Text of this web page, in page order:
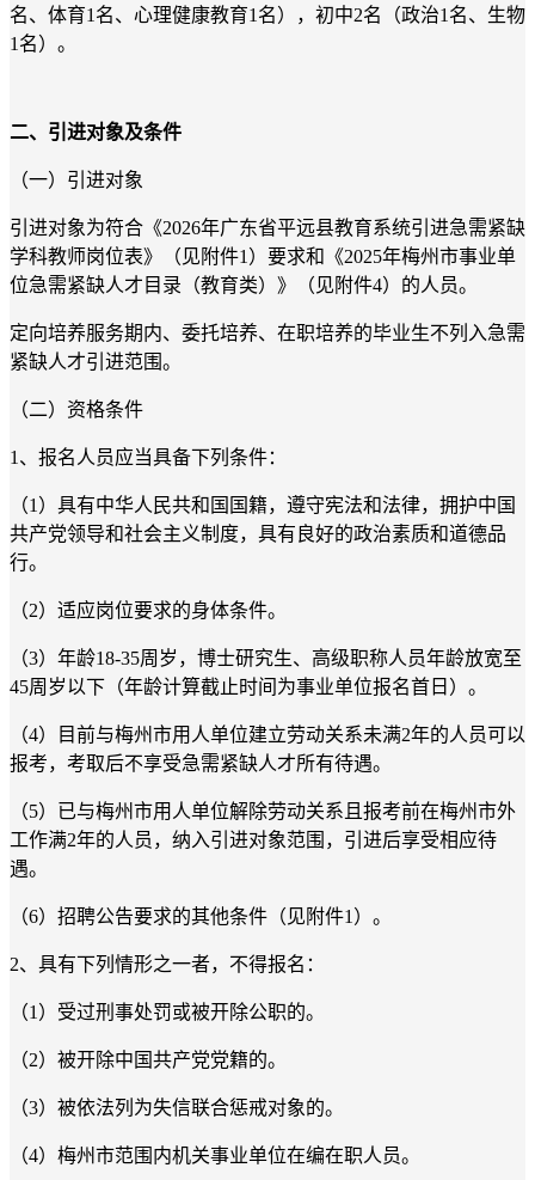
名、体育1名、心理健康教育1名），初中2名（政治1名、生物
1名）。
二、引进对象及条件
（一）引进对象
引进对象为符合《2026年广东省平远县教育系统引进急需紧缺
学科教师岗位表》（见附件1）要求和《2025年梅州市事业单
位急需紧缺人才目录（教育类）》（见附件4）的人员。
定向培养服务期内、委托培养、在职培养的毕业生不列入急需
紧缺人才引进范围。
（二）资格条件
1、报名人员应当具备下列条件：
（1）具有中华人民共和国国籍，遵守宪法和法律，拥护中国
共产党领导和社会主义制度，具有良好的政治素质和道德品
行。
（2）适应岗位要求的身体条件。
（3）年龄18-35周岁，博士研究生、高级职称人员年龄放宽至
45周岁以下（年龄计算截止时间为事业单位报名首日）。
（4）目前与梅州市用人单位建立劳动关系未满2年的人员可以
报考，考取后不享受急需紧缺人才所有待遇。
（5）已与梅州市用人单位解除劳动关系且报考前在梅州市外
工作满2年的人员，纳入引进对象范围，引进后享受相应待
遇。
（6）招聘公告要求的其他条件（见附件1）。
2、具有下列情形之一者，不得报名：
（1）受过刑事处罚或被开除公职的。
（2）被开除中国共产党党籍的。
（3）被依法列为失信联合惩戒对象的。
（4）梅州市范围内机关事业单位在编在职人员。